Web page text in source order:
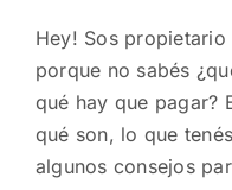
Hey! Sos
porque no sabés
qué hay que pagar?
qué son, lo que
algunos consejos